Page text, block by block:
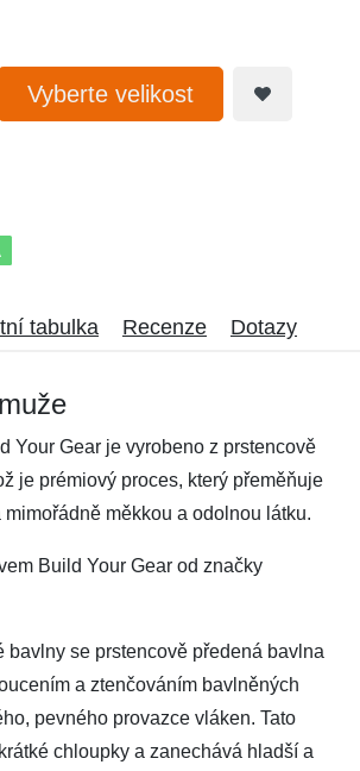
Vyberte velikost
tabulka Recenze Dotazy
Your Gear je vyrobeno z prstencově
je prémiový proces, který přeměňuje
měkkou a odolnou látku.
Build Your Gear od značky
bavlny se prstencově předená bavlna
a ztenčováním bavlněných
​​pevného provazce vláken. Tato
chloupky a zanechává hladší a